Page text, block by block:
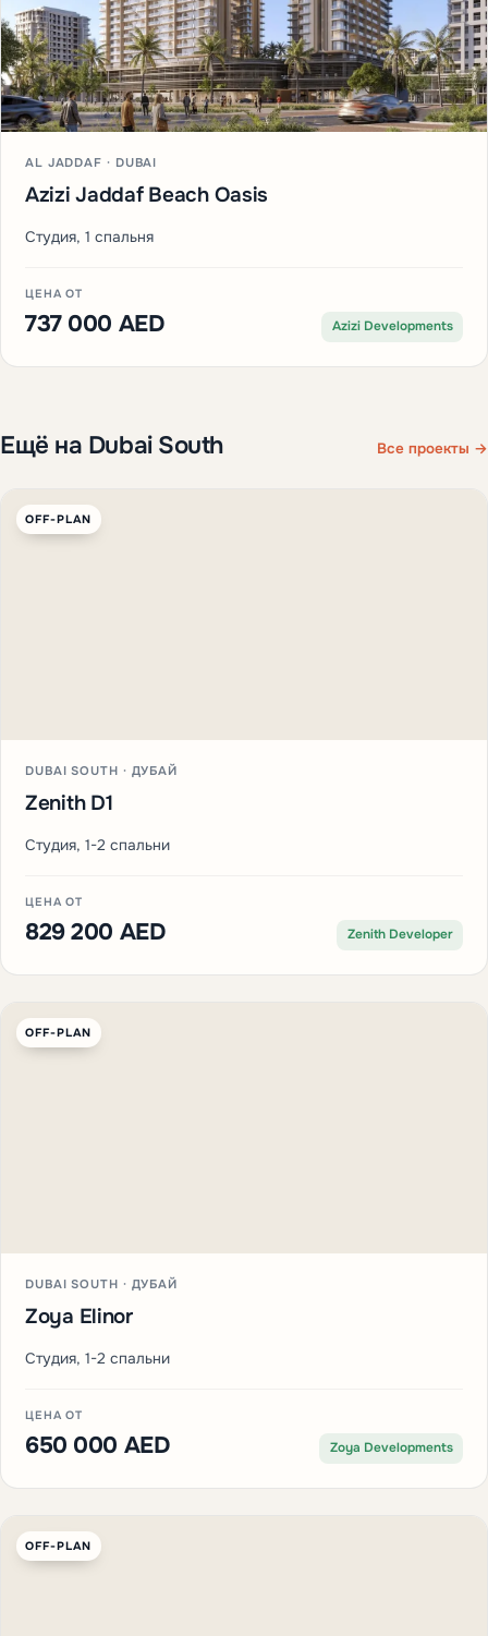
AL JADDAF · DUBAI
Azizi Jaddaf Beach Oasis
Студия, 1 спальня
ЦЕНА ОТ
737 000 AED Azizi Developments
Ещё на Dubai South Все проекты →
OFF-PLAN
DUBAI SOUTH · ДУБАЙ
Zenith D1
Студия, 1-2 спальни
ЦЕНА ОТ
829 200 AED Zenith Developer
OFF-PLAN
DUBAI SOUTH · ДУБАЙ
Zoya Elinor
Студия, 1-2 спальни
ЦЕНА ОТ
650 000 AED Zoya Developments
OFF-PLAN